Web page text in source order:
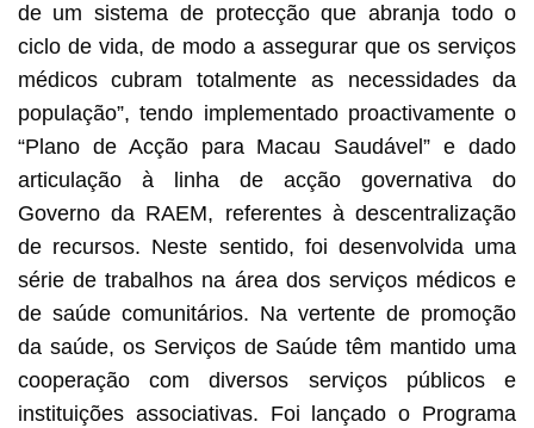
de um sistema de protecção que abranja todo o
ciclo de vida, de modo a assegurar que os serviços
médicos cubram totalmente as necessidades da
população”, tendo implementado proactivamente o
“Plano de Acção para Macau Saudável” e dado
articulação à linha de acção governativa do
Governo da RAEM, referentes à descentralização
de recursos. Neste sentido, foi desenvolvida uma
série de trabalhos na área dos serviços médicos e
de saúde comunitários. Na vertente de promoção
da saúde, os Serviços de Saúde têm mantido uma
cooperação com diversos serviços públicos e
instituições associativas. Foi lançado o Programa